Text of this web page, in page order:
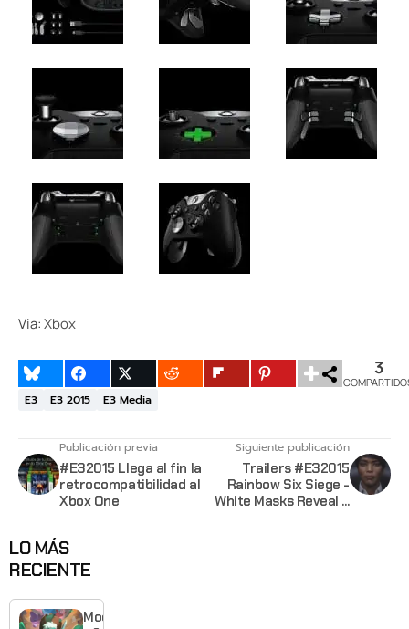
Via:Xbox
3
E3 E3 2015 E3 Media
Publicación previa
#E32015 Llega al fin la
retrocompatibilidad al
Xbox One
Siguiente publicación
Trailers #E32015
Rainbow Six Siege -
White Masks Reveal y
LO MÁS
RECIENTE
Moonlighte